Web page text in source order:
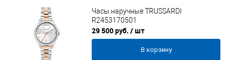
Часы наручные TRUSSARDI
R2453170501
29 500 руб. / шт
В корзину